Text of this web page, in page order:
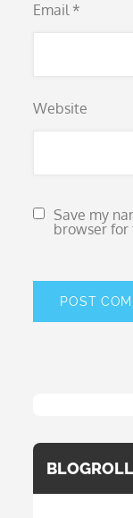
Email *
Website
Save my
browser for
BLOGROLL